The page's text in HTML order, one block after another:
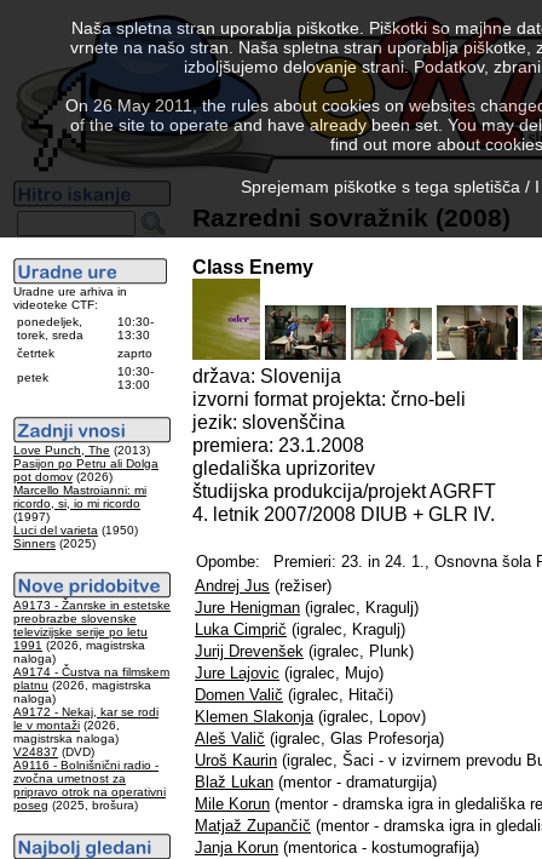
Uradne ure arhiva in
videoteke CTF:
ponedeljek,
torek, sreda
10:30-
13:30
četrtek
zaprto
petek
10:30-
13:00
Love Punch, The (2013)
Pasijon po Petru ali Dolga
pot domov (2026)
Marcello Mastroianni: mi
ricordo, si, io mi ricordo
(1997)
Luci del varieta (1950)
Sinners (2025)
A9173 - Žanrske in estetske
preobrazbe slovenske
televizijske serije po letu
1991 (2026, magistrska
naloga)
A9174 - Čustva na filmskem
platnu (2026, magistrska
naloga)
A9172 - Nekaj, kar se rodi
le v montaži (2026,
magistrska naloga)
V24837 (DVD)
A9116 - Bolnišnični radio -
zvočna umetnost za
pripravo otrok na operativni
poseg (2025, brošura)
Razredni sovražnik (2008)
Class Enemy
država: Slovenija
izvorni format projekta: črno-beli
jezik: slovenščina
premiera: 23.1.2008
gledališka uprizoritev
študijska produkcija/projekt AGRFT
4. letnik 2007/2008 DIUB + GLR IV.
Opombe:
Premieri: 23. in 24. 1., Osnovna šola
Andrej Jus (režiser)
Jure Henigman (igralec, Kragulj)
Luka Cimprič (igralec, Kragulj)
Jurij Drevenšek (igralec, Plunk)
Jure Lajovic (igralec, Mujo)
Domen Valič (igralec, Hitači)
Klemen Slakonja(igralec, Lopov)
Aleš Valič (igralec, Glas Profesorja)
Uroš Kaurin (igralec, Šaci - v izvirnem prevodu
Blaž Lukan (mentor - dramaturgija)
Mile Korun (mentor - dramska igra in gledališka
Matjaž Zupančič (mentor - dramska igra in
Janja Korun (mentorica - kostumografija)
Naša spletna stran uporablja piškotke. Piškotki so majhne
vrnete na našo stran. Naša spletna stran uporablja
izboljšujemo delovanje strani. Podatkov,
On 26 May 2011, the rules about cookies on websites
of the site to operate and have already been set. You may
find out more about
Sprejemam piškotke s tega spletišča /